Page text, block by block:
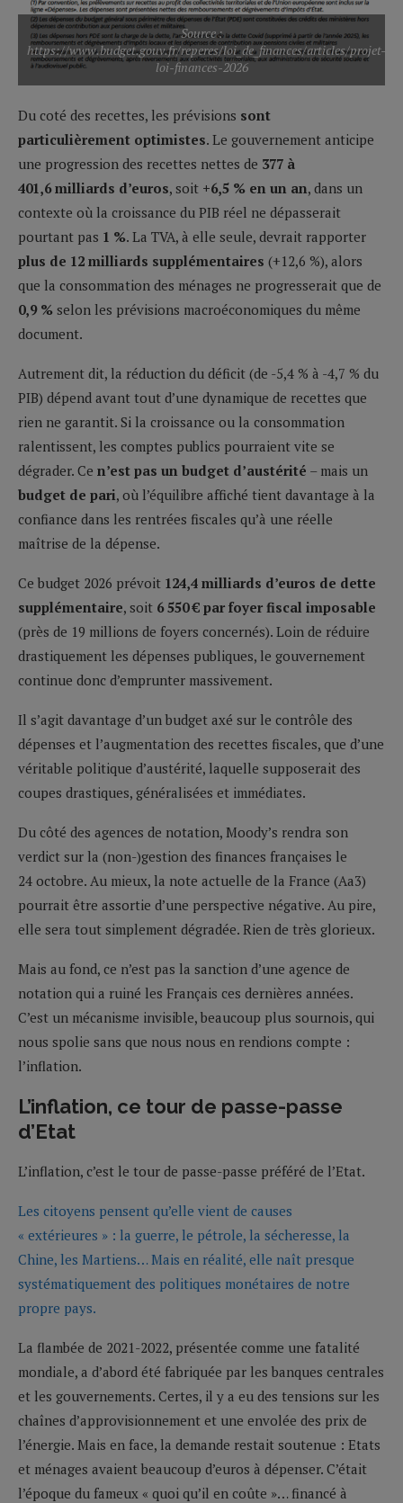
Source :
https://www.budget.gouv.fr/reperes/loi_de_finances/articles/projet-
loi-finances-2026
Du coté des recettes, les prévisions sont
particulièrement optimistes. Le gouvernement anticipe
une progression des recettes nettes de 377 à
401,6 milliards d’euros, soit +6,5 % en un an, dans un
contexte où la croissance du PIB réel ne dépasserait
pourtant pas 1 %. La TVA, à elle seule, devrait rapporter
plus de 12 milliards supplémentaires (+12,6 %), alors
que la consommation des ménages ne progresserait que de
0,9 % selon les prévisions macroéconomiques du même
document.
Autrement dit, la réduction du déficit (de -5,4 % à -4,7 % du
PIB) dépend avant tout d’une dynamique de recettes que
rien ne garantit. Si la croissance ou la consommation
ralentissent, les comptes publics pourraient vite se
dégrader. Ce n’est pas un budget d’austérité – mais un
budget de pari, où l’équilibre affiché tient davantage à la
confiance dans les rentrées fiscales qu’à une réelle
maîtrise de la dépense.
Ce budget 2026 prévoit 124,4 milliards d’euros de dette
supplémentaire, soit 6 550 € par foyer fiscal imposable
(près de 19 millions de foyers concernés). Loin de réduire
drastiquement les dépenses publiques, le gouvernement
continue donc d’emprunter massivement.
Il s’agit davantage d’un budget axé sur le contrôle des
dépenses et l’augmentation des recettes fiscales, que d’une
véritable politique d’austérité, laquelle supposerait des
coupes drastiques, généralisées et immédiates.
Du côté des agences de notation, Moody’s rendra son
verdict sur la (non-)gestion des finances françaises le
24 octobre. Au mieux, la note actuelle de la France (Aa3)
pourrait être assortie d’une perspective négative. Au pire,
elle sera tout simplement dégradée. Rien de très glorieux.
Mais au fond, ce n’est pas la sanction d’une agence de
notation qui a ruiné les Français ces dernières années.
C’est un mécanisme invisible, beaucoup plus sournois, qui
nous spolie sans que nous nous en rendions compte :
l’inflation.
L’inflation, ce tour de passe-passe
d’Etat
L’inflation, c’est le tour de passe-passe préféré de l’Etat.
Les citoyens pensent qu’elle vient de causes
« extérieures » : la guerre, le pétrole, la sécheresse, la
Chine, les Martiens… Mais en réalité, elle naît presque
systématiquement des politiques monétaires de notre
propre pays.
La flambée de 2021-2022, présentée comme une fatalité
mondiale, a d’abord été fabriquée par les banques centrales
et les gouvernements. Certes, il y a eu des tensions sur les
chaînes d’approvisionnement et une envolée des prix de
l’énergie. Mais en face, la demande restait soutenue : Etats
et ménages avaient beaucoup d’euros à dépenser. C’était
l’époque du fameux « quoi qu’il en coûte »… financé à